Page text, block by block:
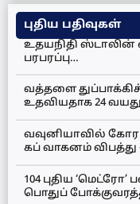
புதிய பதிவுகள்
உதயநிதி ஸ்டாலின்
பரபரப்பு…
வத்தளை துப்பாக்கிச்
உதவியதாக 24
வவுனியாவில் கோர
கப் வாகனம் விபத்து
104 புதிய
பொதுப்